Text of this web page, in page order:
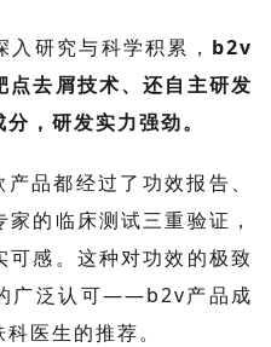
入研究与科学积累 ， b2v
点去屑技术、还自主研发
，研发实力强劲。
品都经过了功效报告、
的临床测试三重验证，
感。这种对功效的极致
广泛认可——b2v产品成
医生的推荐。